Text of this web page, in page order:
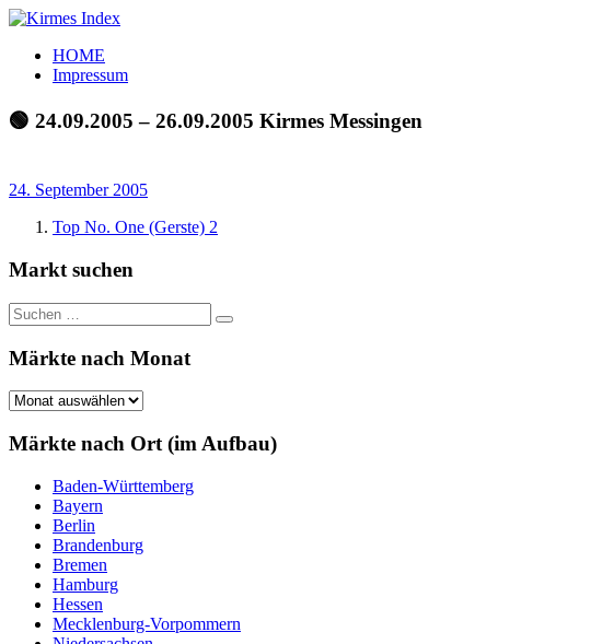
Zum
springen
Kirmes
Index
Tourpläne
der
letzten
HOME
Impressum
🟢 24.09.2005 – 26.09.2005 Kirmes Messingen
24. September 2005
Top No. One (Gerste) 2
Markt suchen
Suchen
nach:
Suchen
Märkte nach Monat
Märkte
Monat
Märkte nach Ort (im Aufbau)
Baden-Württemberg
Bayern
Berlin
Brandenburg
Bremen
Hamburg
Hessen
Mecklenburg-Vorpommern